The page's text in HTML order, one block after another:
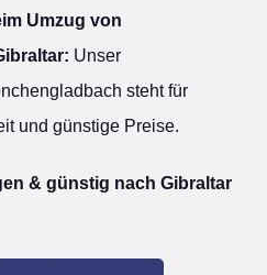
Umzug von
Unser
steht für
und günstige Preise.
& günstig nach Gibraltar